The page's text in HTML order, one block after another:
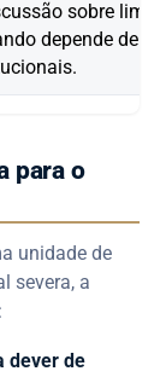
sobre
depende de
para o
unidade de
severa, a
dever de